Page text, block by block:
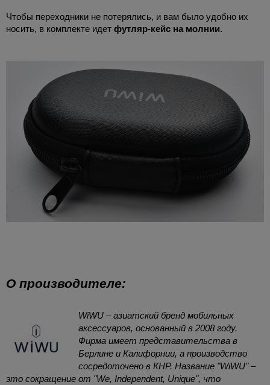
Чтобы переходники не потерялись, и вам было удобно их
носить, в комплекте идет футляр-кейс на молнии.
О производителе:
WiWU – азиатский бренд мобильных
аксессуаров, основанный в 2008 году.
Фирма имеет представительства в
Берлине и Калифорнии, а производство
сосредоточено в КНР. Название "WiWU" –
это сокращение от "We, Independent, Unique", что